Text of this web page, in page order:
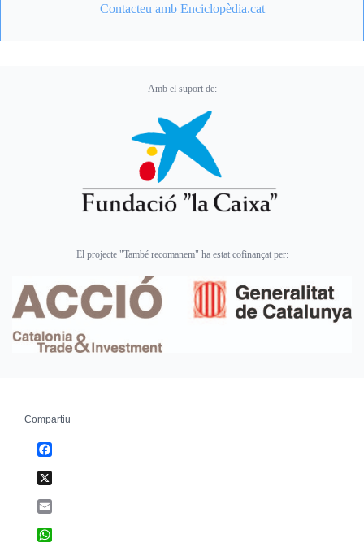
Contacteu amb Enciclopèdia.cat
Amb el suport de:
El projecte "També recomanem" ha estat cofinançat per:
Compartiu